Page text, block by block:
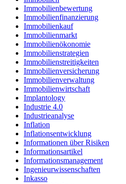
Immobilienbewertung
Immobilienfinanzierung
Immobilienkauf
Immobilienmarkt
Immobilienökonomie
Immobilienstrategien
Immobilienstreitigkeiten
Immobilienversicherung
Immobilienverwaltung
Immobilienwirtschaft
Implantology
Industrie 4.0
Industrieanalyse
Inflation
Inflationsentwicklung
Informationen über Risiken
Informationsartikel
Informationsmanagement
Ingenieurwissenschaften
Inkasso